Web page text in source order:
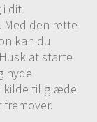
i dit
den rette
kan du
at starte
nyde
kilde til glæde